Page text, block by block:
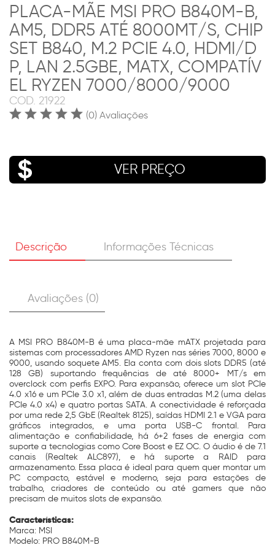
PLACA-MÃE MSI PRO B840M-B,
AM5, DDR5 ATÉ 8000MT/S, CHIP
SET B840, M.2 PCIE 4.0, HDMI/D
P, LAN 2.5GBE, MATX, COMPATÍV
EL RYZEN 7000/8000/9000
COD. 21922
(0) Avaliações
VER PREÇO
Descrição Informações Técnicas
Avaliações (0)
A MSI PRO B840M-B é uma placa-mãe mATX projetada para
sistemas com processadores AMD Ryzen nas séries 7000, 8000 e
9000, usando soquete AM5. Ela conta com dois slots DDR5 (até
128 GB) suportando frequências de até 8000+ MT/s em
overclock com perfis EXPO. Para expansão, oferece um slot PCIe
4.0 x16 e um PCIe 3.0 x1, além de duas entradas M.2 (uma delas
PCIe 4.0 x4) e quatro portas SATA. A conectividade é reforçada
por uma rede 2,5 GbE (Realtek 8125), saídas HDMI 2.1 e VGA para
gráficos integrados, e uma porta USB-C frontal. Para
alimentação e confiabilidade, há 6+2 fases de energia com
suporte a tecnologias como Core Boost e EZ OC. O áudio é de 7.1
canais (Realtek ALC897), e há suporte a RAID para
armazenamento. Essa placa é ideal para quem quer montar um
PC compacto, estável e moderno, seja para estações de
trabalho, criadores de conteúdo ou até gamers que não
precisam de muitos slots de expansão.
Características:
Marca: MSI
Modelo: PRO B840M-B